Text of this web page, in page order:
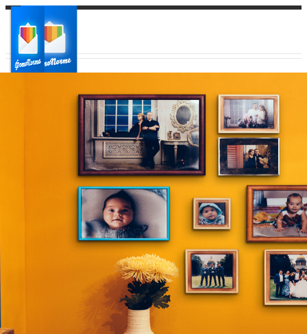
Ваш регион доставки
Выберите из списка: